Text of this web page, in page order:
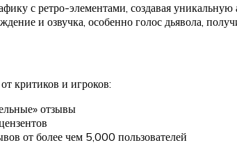
с ретро-элементами, создавая
и озвучка, особенно голос дьявола,
критиков и игроков:
отзывы
от более чем 5,000 пользователей